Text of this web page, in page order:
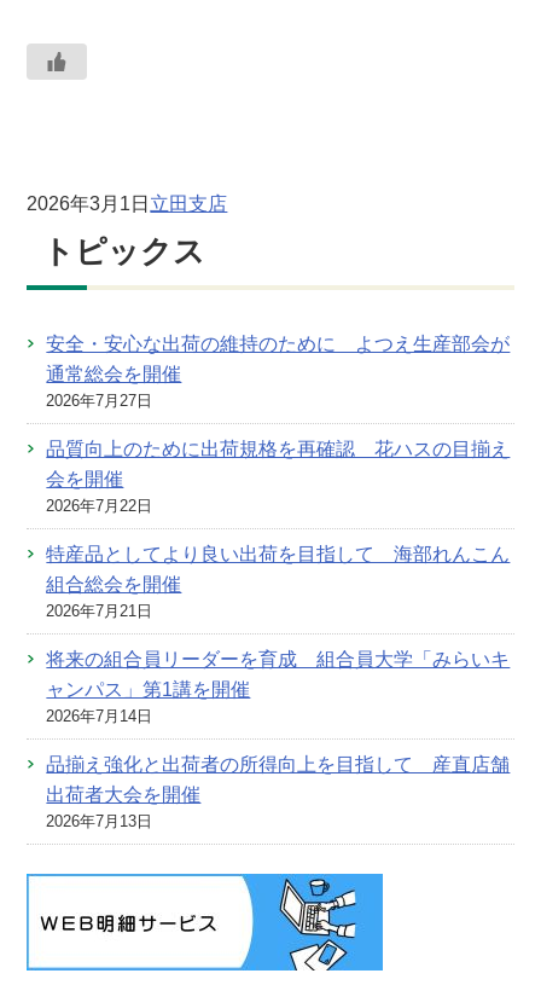
2026年3月1日 立田支店
トピックス
安全・安心な出荷の維持のために よつえ生産部会が
通常総会を開催
2026年7月27日
品質向上のために出荷規格を再確認 花ハスの目揃え
会を開催
2026年7月22日
特産品としてより良い出荷を目指して 海部れんこん
組合総会を開催
2026年7月21日
将来の組合員リーダーを育成 組合員大学「みらいキ
ャンパス」第1講を開催
2026年7月14日
品揃え強化と出荷者の所得向上を目指して 産直店舗
出荷者大会を開催
2026年7月13日